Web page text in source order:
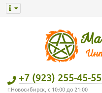
+7 (923) 255-45-55
г.Новосибирск, с 10:00 до 21:00